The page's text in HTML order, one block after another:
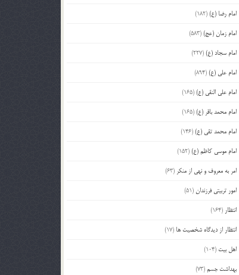
امام رضا (ع)(182)
امام زمان (عج)(583)
امام سجاد (ع)(227)
امام علی (ع)(894)
امام علی النقی (ع)(165)
امام محمد باقر (ع)(165)
امام محمد تقی (ع)(146)
امام موسی کاظم (ع)(152)
امر به معروف و نهی از منکر (63)
امور تربیتی فرزندان(51)
انتظار (164)
انتظار از دیدگاه شخصیت ها (17)
اهل بیت (104)
بهداشت جسم(73)